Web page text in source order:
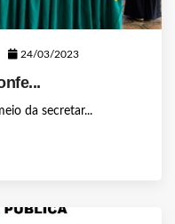
24/03/2023
da secretar...